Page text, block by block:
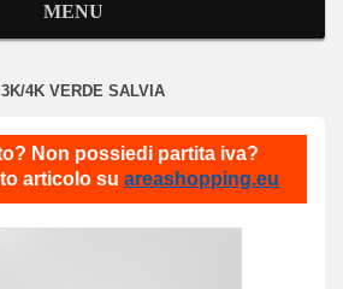
MENU
4K VERDE SALVIA
Non possiedi partita iva?
articolo su areashopping.eu